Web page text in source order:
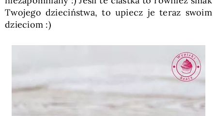
Twojego dzieciństwa, to upiecz je teraz swoim
dzieciom :)